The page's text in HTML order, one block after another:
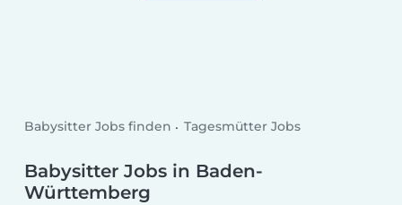
Babysitter Jobs finden Tagesmütter Jobs
Babysitter Jobs in Baden-
Württemberg